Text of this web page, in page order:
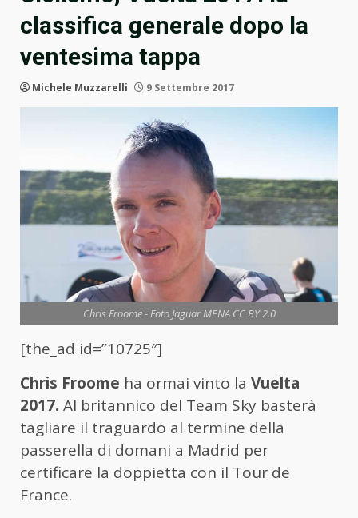
classifica generale dopo la
ventesima tappa
Michele Muzzarelli 9 Settembre 2017
Chris Froome - Foto Jaguar MENA CC BY 2.0
[the_ad id=”10725″]
Chris Froome ha ormai vinto la Vuelta
2017. Al britannico del Team Sky basterà
tagliare il traguardo al termine della
passerella di domani a Madrid per
certificare la doppietta con il Tour de
France.